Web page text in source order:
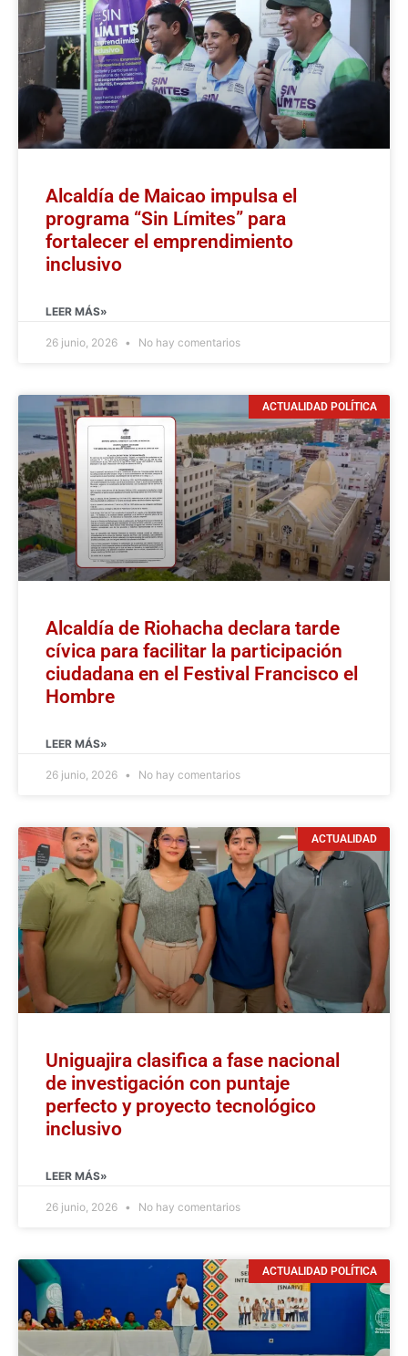
Alcaldía de Maicao impulsa el
programa “Sin Límites” para
fortalecer el emprendimiento
inclusivo
LEER MÁS»
26 junio, 2026 No hay comentarios
ACTUALIDAD POLÍTICA
Alcaldía de Riohacha declara tarde
cívica para facilitar la participación
ciudadana en el Festival Francisco el
Hombre
LEER MÁS»
26 junio, 2026 No hay comentarios
ACTUALIDAD
Uniguajira clasifica a fase nacional
de investigación con puntaje
perfecto y proyecto tecnológico
inclusivo
LEER MÁS»
26 junio, 2026 No hay comentarios
ACTUALIDAD POLÍTICA